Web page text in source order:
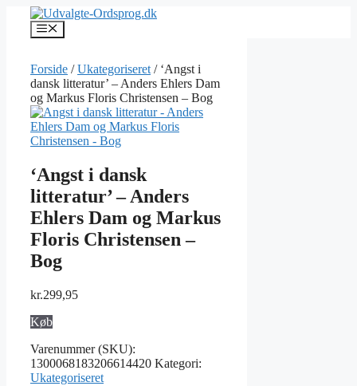
indhold
Menu
Forside /Ukategoriseret / ‘Angst i
dansk litteratur’ – Anders Ehlers Dam
og Markus Floris Christensen – Bog
‘Angst i dansk
litteratur’ – Anders
Ehlers Dam og Markus
Floris Christensen –
Bog
kr.299,95
Køb
Varenummer (SKU):
1300068183206614420 Kategori:
Ukategoriseret